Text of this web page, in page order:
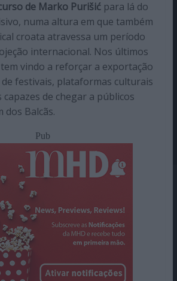
de Marko Purišićpara lá do
numa altura em que também
croata atravessa um período
internacional. Nos últimos
vindo a reforçar a exportação
de festivais, plataformas culturais
de chegar a públicos
dos Balcãs.
Pub